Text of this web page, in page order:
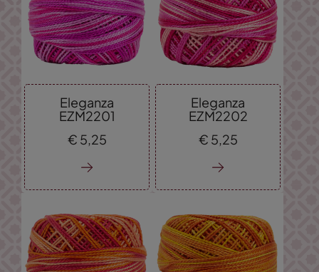
Eleganza
EZM2201
€ 5,25
Eleganza
EZM2202
€ 5,25